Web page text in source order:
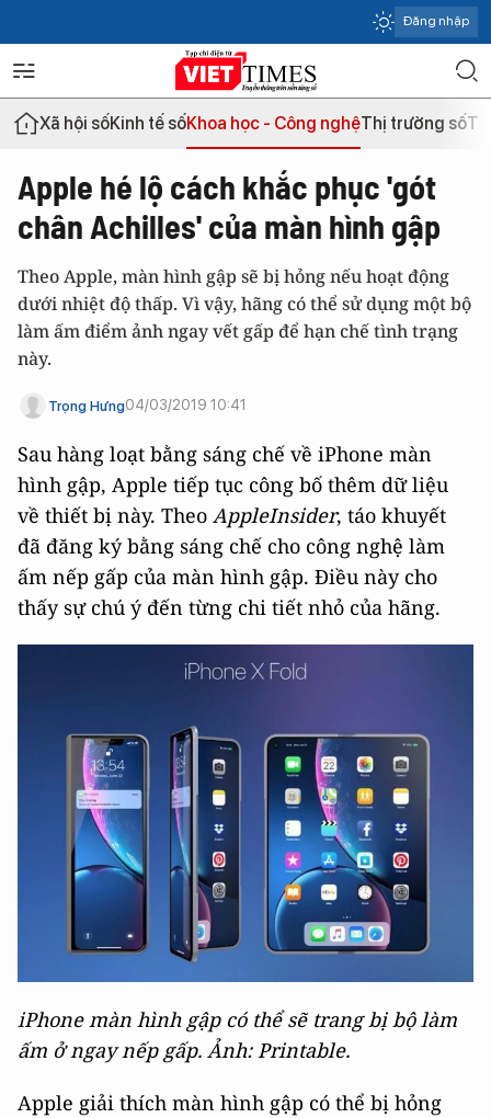
Đăng nhập
Xã hội sốKinh tế sốKhoa học - Công nghệThị trường số
Apple hé lộ cách khắc phục 'gót
chân Achilles' của màn hình gập
Theo Apple, màn hình gập sẽ bị hỏng nếu hoạt động
dưới nhiệt độ thấp. Vì vậy, hãng có thể sử dụng một bộ
làm ấm điểm ảnh ngay vết gấp để hạn chế tình trạng
này.
Trọng Hưng04/03/2019 10:41
Sau hàng loạt bằng sáng chế về iPhone màn
hình gập, Apple tiếp tục công bố thêm dữ liệu
về thiết bị này. Theo AppleInsider, táo khuyết
đã đăng ký bằng sáng chế cho công nghệ làm
ấm nếp gấp của màn hình gập. Điều này cho
thấy sự chú ý đến từng chi tiết nhỏ của hãng.
iPhone màn hình gập có thể sẽ trang bị bộ làm
ấm ở ngay nếp gấp. Ảnh: Printable.
Apple giải thích màn hình gập có thể bị hỏng